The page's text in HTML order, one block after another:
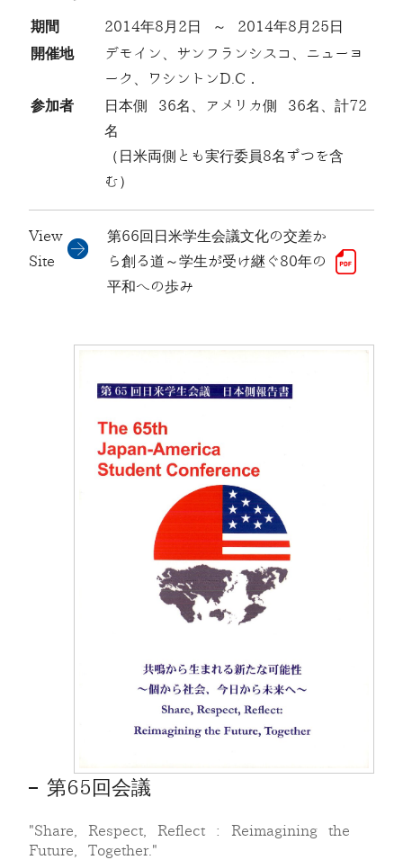
期間
2014年8月2日 ～ 2014年8月25日
開催地
デモイン、サンフランシスコ、ニューヨ
ーク、ワシントンD.C．
参加者
日本側 36名、アメリカ側 36名、計72
名
（日米両側とも実行委員8名ずつを含
む）
View
Site
第66回日米学生会議文化の交差か
ら創る道～学生が受け継ぐ80年の
平和への歩み
第65回会議
"Share, Respect, Reflect : Reimagining the
Future, Together."